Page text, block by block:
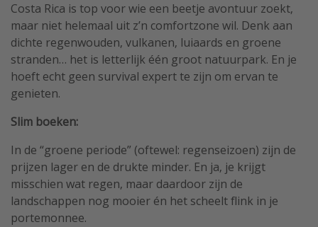
Costa Rica is top voor wie een beetje avontuur zoekt,
maar niet helemaal uit z’n comfortzone wil. Denk aan
dichte regenwouden, vulkanen, luiaards en groene
stranden… het is letterlijk één groot natuurpark. En je
hoeft echt geen survival expert te zijn om ervan te
genieten.
Slim boeken:
In de “groene periode” (oftewel: regenseizoen) zijn de
prijzen lager en de drukte minder. En ja, je krijgt
misschien wat regen, maar daardoor zijn de
landschappen nog mooier én het scheelt flink in je
portemonnee.